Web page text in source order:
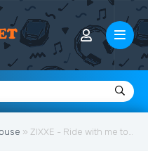
» ZIXXE - Ride with me tonigh (Original Mix)